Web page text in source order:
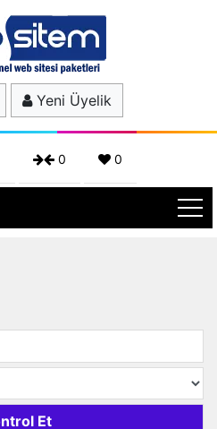
Yeni Üyelik
0 0